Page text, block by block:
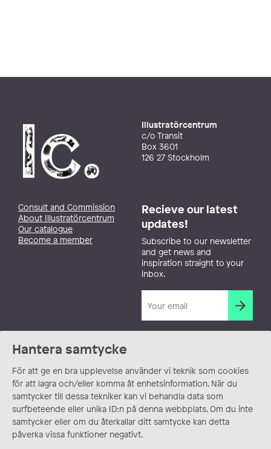
Hantera samtycke
För att ge en bra upplevelse använder vi teknik som cookies
för att lagra och/eller komma åt enhetsinformation. När du
samtycker till dessa tekniker kan vi behandla data som
surfbeteende eller unika ID:n på denna webbplats. Om du inte
samtycker eller om du återkallar ditt samtycke kan detta
påverka vissa funktioner negativt.
Illustratörcentrum
c/o Transit
Box 3601
126 27 Stockholm
Consult and Commission
About Illustratörcentrum
Our catalogue
Become a member
Recieve our latest
updates!
Subscribe to our newsletter
and get news and
inspiration straight to your
inbox.